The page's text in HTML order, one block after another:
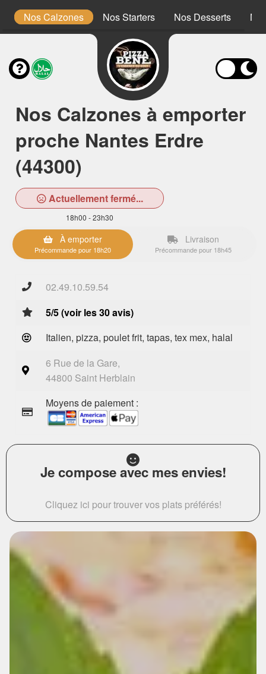
Nos Calzones Nos Starters Nos Desserts
Nos Calzones à emporter
proche Nantes Erdre
(44300)
Actuellement fermé...
18h00 - 23h30
À emporter
Précommande pour 18h20
Livraison
Précommande pour 18h45
02.49.10.59.54
5/5 (voir les 30 avis)
Italien, pizza, poulet frit, tapas, tex mex, halal
6 Rue de la Gare,
44800 Saint Herblain
Moyens de paiement :
Je compose avec mes envies!
Cliquez ici pour trouver vos plats préférés!